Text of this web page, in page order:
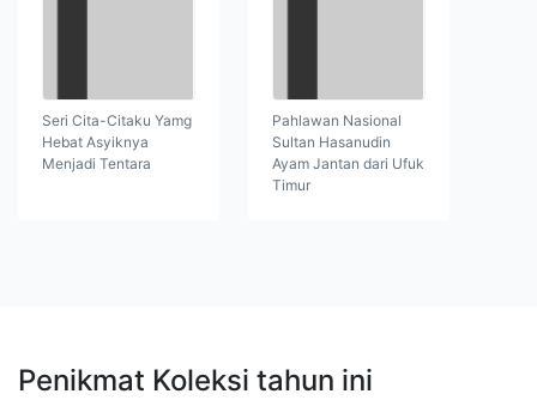
Seri Cita-Citaku Yamg
Hebat Asyiknya
Menjadi Tentara
Pahlawan Nasional
Sultan Hasanudin
Ayam Jantan dari Ufuk
Timur
Penikmat Koleksi tahun ini